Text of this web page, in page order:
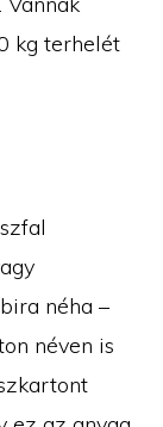
kg terhelét
néha –
néven is